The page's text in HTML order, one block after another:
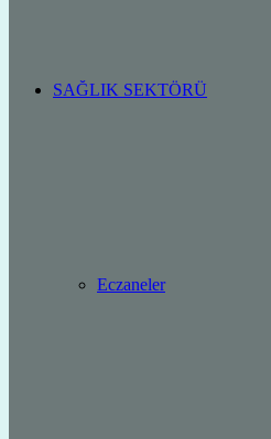
SAĞLIK SEKTÖRÜ
Eczaneler